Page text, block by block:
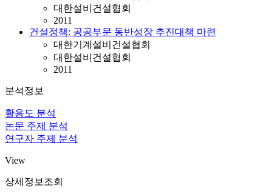
대한설비건설협회
2011
건설정책: 공공부문 동반성장 추진대책 마련
대한기계설비건설협회
대한설비건설협회
2011
분석정보
활용도 분석
논문 주제 분석
연구자 주제 분석
View
상세정보조회